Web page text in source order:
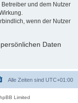
und dem Nutzer
wenn der Nutzer
Daten
Alle Zeiten sind UTC+01:00
Limited